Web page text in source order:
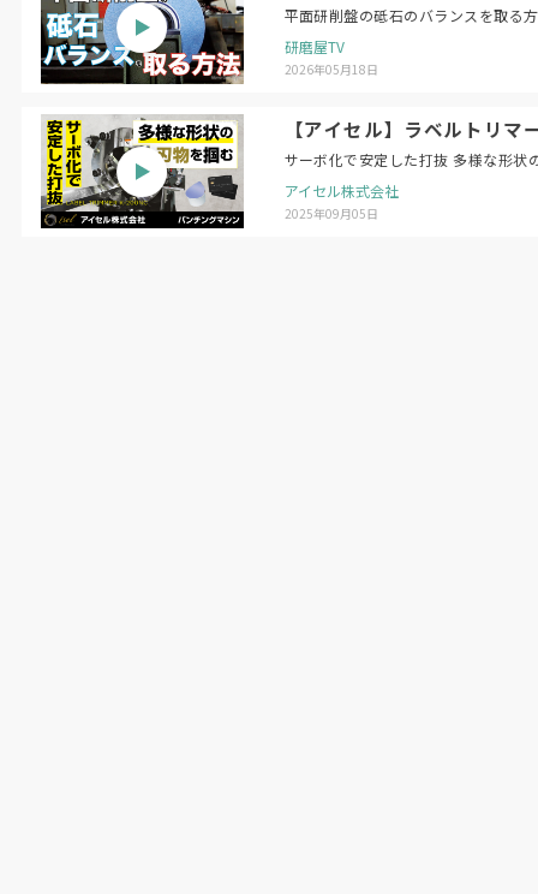
研磨屋TV
2026年05月18日
【アイセル】ラベルトリ
サーボ化で安定した打抜 多様な形状
アイセル株式会社
2025年09月05日